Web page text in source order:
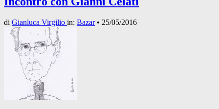
di Gianluca Virgilio in: Bazar• 25/05/2016